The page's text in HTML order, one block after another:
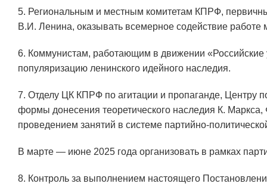
5. Региональным и местным комитетам КПРФ,
В.И. Ленина, оказывать всемерное содействие работе
6. Коммунистам, работающим в движении
популяризацию ленинского идейного наследия.
7. Отделу ЦК КПРФ по агитации и пропаганде, Центру
формы донесения теоретического наследия К.
проведением занятий в системе партийно-
В марте — июне 2025 года организовать в рамках
8. Контроль за выполнением настоящего